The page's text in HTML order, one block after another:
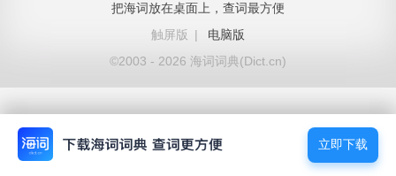
把海词放在桌面上，查词最方便
触屏版
|
电脑版
©2003 - 2026 海词词典(Dict.cn)
立即下载
立即下载